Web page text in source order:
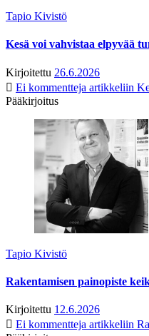
Tapio Kivistö
Kesä voi vahvistaa elpyvää
Kirjoitettu 26.6.2026
Ei kommentteja artikkeliin
Pääkirjoitus
Tapio Kivistö
Rakentamisen painopiste
Kirjoitettu 12.6.2026
Ei kommentteja artikkeliin